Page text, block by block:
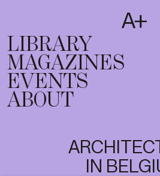
T
EN FR
LIBRARY
MAGAZINES
EVENTS
ABOUT
IN